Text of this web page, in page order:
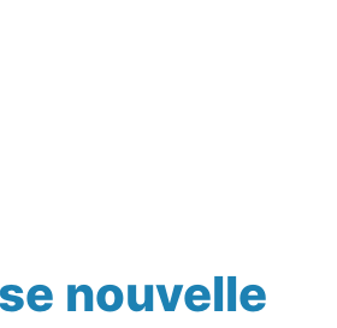
nouvelle